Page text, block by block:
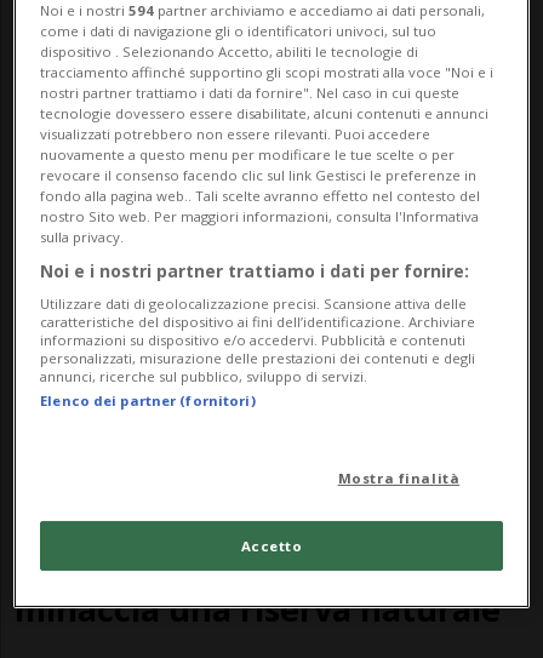
SPAGNA 28 min
Ceuta, in 80 sono già morti in
mare per raggiungerla
OMAN 2 ore 1
Una fuoriuscita di petrolio
minaccia una riserva naturale
Noi e i nostri594 partner archiviamo e accediamo ai dati personali,
come i dati di navigazione gli o identificatori univoci, sul tuo
dispositivo . Selezionando Accetto, abiliti le tecnologie di
tracciamento affinché supportino gli scopi mostrati alla voce "Noi e i
nostri partner trattiamo i dati da fornire". Nel caso in cui queste
tecnologie dovessero essere disabilitate, alcuni contenuti e annunci
visualizzati potrebbero non essere rilevanti. Puoi accedere
nuovamente a questo menu per modificare le tue scelte o per
revocare il consenso facendo clic sul link Gestisci le preferenze in
fondo alla pagina web.. Tali scelte avranno effetto nel contesto del
nostro Sito web. Per maggiori informazioni, consulta l'Informativa
sulla privacy.
Noi e i nostri partner trattiamo i dati per fornire:
Utilizzare dati di geolocalizzazione precisi. Scansione attiva delle
caratteristiche del dispositivo ai fini dell’identificazione. Archiviare
informazioni su dispositivo e/o accedervi. Pubblicità e contenuti
personalizzati, misurazione delle prestazioni dei contenuti e degli
annunci, ricerche sul pubblico, sviluppo di servizi.
Elenco dei partner (fornitori)
Mostra finalità
Accetto